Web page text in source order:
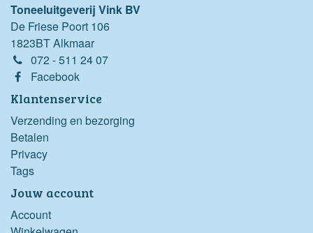
Toneeluitgeverij Vink BV
De Friese Poort 106
1823BT Alkmaar
072 - 511 24 07
Facebook
Klantenservice
Verzending en bezorging
Betalen
Privacy
Tags
Jouw account
Account